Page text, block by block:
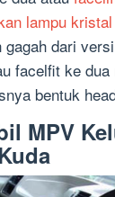
lampu
dari
facelfit ke
bentuk
MPV